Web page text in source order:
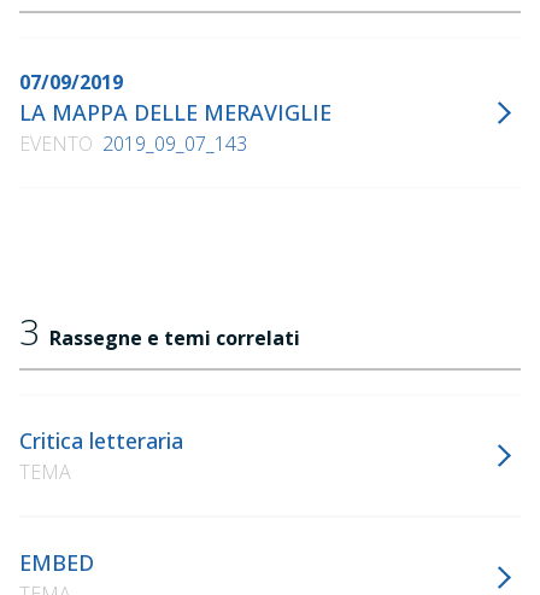
07/09/2019
LA MAPPA DELLE MERAVIGLIE
EVENTO 2019_09_07_143
3 Rassegne e temi correlati
Critica letteraria
TEMA
EMBED